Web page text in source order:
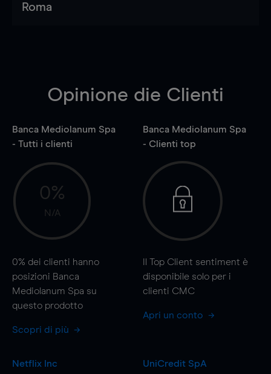
Roma
Opinione die Clienti
Banca Mediolanum Spa
- Tutti i clienti
0%
N/A
0% dei clienti hanno
posizioni Banca
Mediolanum Spa su
questo prodotto
Scopri di più
Banca Mediolanum Spa
- Clienti top
Il Top Client sentiment è
disponibile solo per i
clienti CMC
Apri un conto
Netflix Inc
UniCredit SpA